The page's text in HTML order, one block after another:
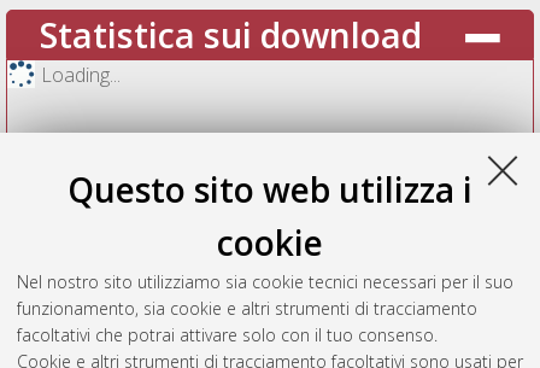
Questo sito web utilizza i
cookie
Nel nostro sito utilizziamo sia cookie tecnici necessari per il suo
funzionamento, sia cookie e altri strumenti di tracciamento
facoltativi che potrai attivare solo con il tuo consenso.
Cookie e altri strumenti di tracciamento facoltativi sono usati per
Statistica sui download
Loading...